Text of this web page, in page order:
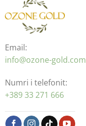
Email:
info@ozone-gold.com
Numri i telefonit:
+389 33 271 666